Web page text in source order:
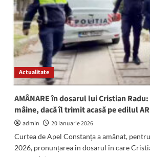
Colgiu,
fosta
mână
dreaptă
primarului
Radu:
Judecătorii
îi
soarta
în
luna
Actualitate
AMÂNARE în dosarul lui Cristian
mâine, dacă îl trimit acasă pe edilul
admin
20 ianuarie 2026
Curtea de Apel Constanța a amânat,
2026, pronunțarea în dosarul în care